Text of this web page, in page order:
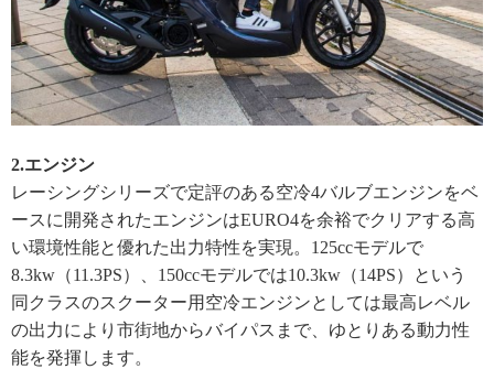
2.エンジン
レーシングシリーズで定評のある空冷4バルブエンジンをベ
ースに開発されたエンジンはEURO4を余裕でクリアする高
い環境性能と優れた出力特性を実現。125ccモデルで
8.3kw（11.3PS）、150ccモデルでは10.3kw（14PS）という
同クラスのスクーター用空冷エンジンとしては最高レベル
の出力により市街地からバイパスまで、ゆとりある動力性
能を発揮します。